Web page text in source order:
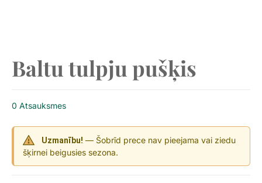
Baltu tulpju pušķis
0 Atsauksmes
Uzmanību! — Šobrīd prece nav pieejama vai ziedu
šķirnei beigusies sezona.